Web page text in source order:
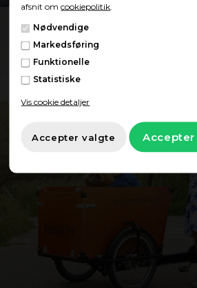
afsnit omcookiepolitik
Nødvendige
Markedsføring
Funktionelle
Statistiske
Vis cookie detaljer